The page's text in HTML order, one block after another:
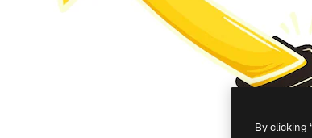
Todas as
ferramentas
Todos os direitos
By clicking